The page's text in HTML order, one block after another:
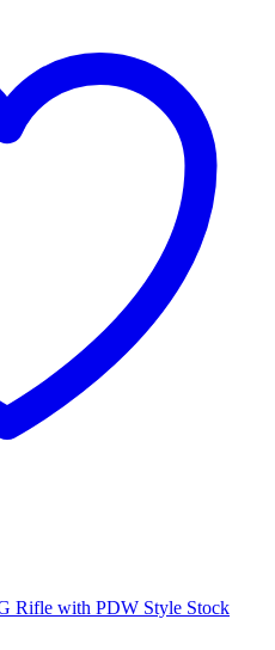
Rifle with PDW Style Stock